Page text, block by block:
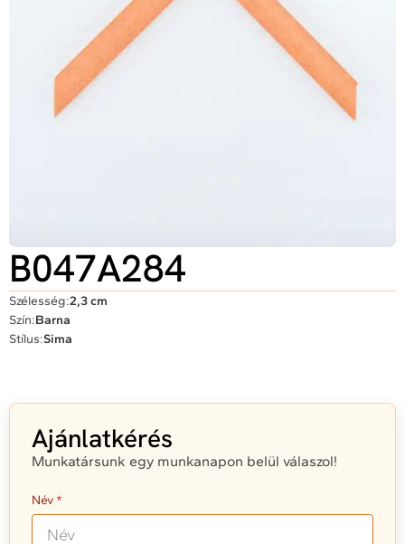
B047A284
Szélesség:2,3 cm
Szín:Barna
Stílus:Sima
Ajánlatkérés
Munkatársunk egy munkanapon belül válaszol!
Név